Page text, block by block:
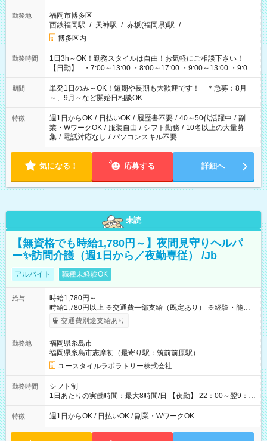
勤務地
福岡市博多区
西鉄福岡駅 / 天神駅 / 赤坂(福岡県)駅 / …
博多区内
勤務時間
1日3h～OK！勤務スタイルは自由！お気軽にご相談下さい！
【日勤】 ・7:00～13:00 ・8:00～17:00 ・9:00～13:00 ・9:00
～18:00 ・10:00～19:00 ・13:00～18:00 ・15:00～20:00 ・
16:00～19:00 【夜勤】 ・17:00～21:00 ・18:00～23:00 ・
21:00～翌6:00 ・23:00～翌8:00 など（他時間多数あり！）
期間
単発1日のみ～OK！短期や長期も大歓迎です！ ＊急募：8月
～、9月～など開始日相談OK
特徴 週1日からOK / 日払いOK / 履歴書不要 / 40～50代活躍中 / 副
業・WワークOK / 服装自由 / シフト勤務 / 10名以上の大量募
集 / 電話対応なし / パソコンスキル不要
気になる！ 応募する 詳細へ
未読
【無資格でも時給1,780円～】夜間見守りヘルパ
ー✨訪問介護（週1日から／夜勤専従） /Jb
アルバイト 職種未経験OK
給与
時給1,780円～
時給1,780円以上 ※交通費一部支給（既定あり） ※経験・能力を
考慮して決定します 【収入例】 週1回勤務の場合：1,780円×8時
間×4回=5万6,960円 週3回勤務の場合：1,780円×8時間×12回
月 ※ 雇用形態と給与に、本採用時と異なる部分があります。 雇
用形態：本採用時と同じです。 給与：時給 1,490円以上
交通費別途支給あり
勤務地
福岡県糸島市
福岡県糸島市志摩初（最寄り駅：筑前前原駅）
ユースタイルラボラトリー株式会社
勤務時間
シフト制
1日あたりの実働時間：最大8時間/日 【夜勤】 22：00～翌9：
00 ※週1日～OK ／ 夜勤専従 ＊＊ 勤務時間例 ＊＊ ■22時か
ら翌7時 ■23時から翌8時 ■24時から翌9時 など ※上記の時間
ます。 ※曜日固定（毎週同じ曜日での勤務となります）
特徴 週1日からOK / 日払いOK / 副業・WワークOK